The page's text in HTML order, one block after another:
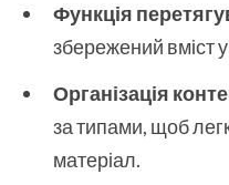
Функція
збережений вміст
Організація
за типами, щоб
матеріал.